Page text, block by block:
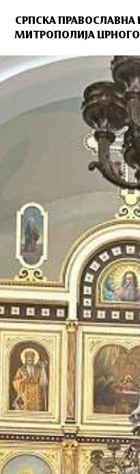
СРПСКА ПРАВОСЛАВНА
МИТРОПОЛИЈА